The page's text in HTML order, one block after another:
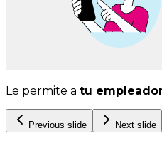
Le permite a tu
Previous slide Next slide